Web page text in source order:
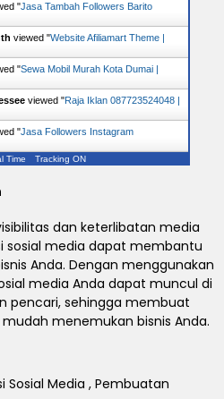
"Jasa Tambah Followers Barito
viewed "Website Afiliamart Theme |
"Sewa Mobil Murah Kota Dumai |
viewed "Raja Iklan 087723524048 |
"Jasa Followers Instagram
Time Tracking ON
dan keterlibatan media
sosial media dapat membantu
Anda. Dengan menggunakan
media Anda dapat muncul di
pencari, sehingga membuat
menemukan bisnis Anda.
Sosial Media , Pembuatan